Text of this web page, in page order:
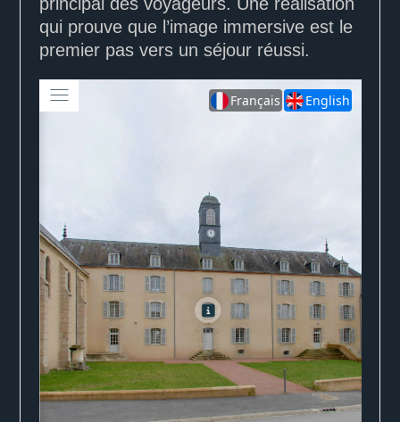
qui prouve que l’image immersive est le
premier pas vers un séjour réussi.